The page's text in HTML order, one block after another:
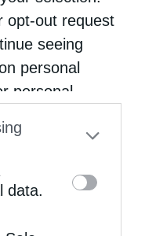
opt-out request
seeing
personal
personal
opt-out
the IAB’s list
This
data.
Ερυθρό